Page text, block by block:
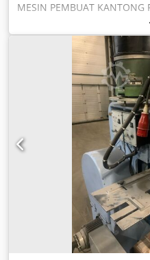
MESIN PEMBUAT KANTONG
Jerman, tahun 2015. Data
Model: VC 600 Tahun
Lebar film maksimum: 600
kantong: 1200 mm
Kapasitas: 60 - 90 kantong
dengan diameter rol: 700
buah Mesin untuk produksi
Arnofx Aahoha Kondisi